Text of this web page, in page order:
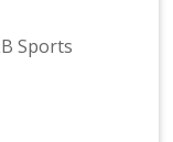
Sports